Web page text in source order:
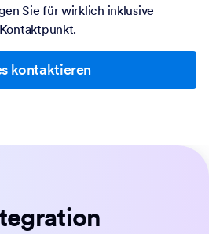
Sie für wirklich inklusive
kontaktieren